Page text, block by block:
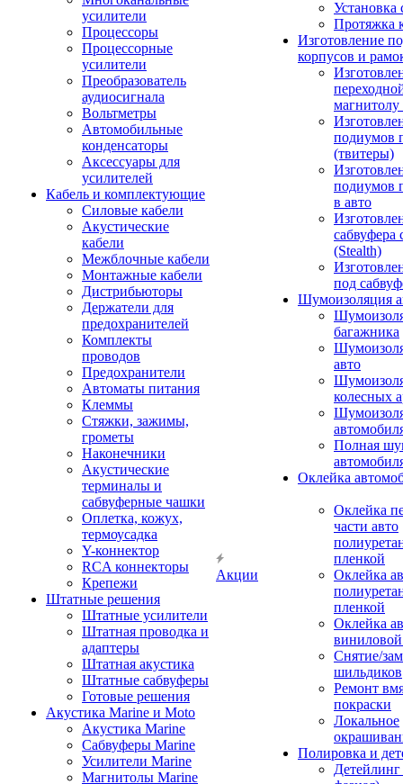
усилители
Процессоры
Процессорные
усилители
Преобразователь
аудиосигнала
Вольтметры
Автомобильные
конденсаторы
Аксессуары для
усилителей
Кабель и комплектующие
Силовые кабели
Акустические
кабели
Межблочные кабели
Монтажные кабели
Дистрибьюторы
Держатели для
предохранителей
Комплекты
проводов
Предохранители
Автоматы питания
Клеммы
Стяжки, зажимы,
грометы
Наконечники
Акустические
терминалы и
сабвуферные чашки
Оплетка, кожух,
термоусадка
Y-коннектор
RCA коннекторы
Крепежи
Штатные решения
Штатные усилители
Штатная проводка и
адаптеры
Штатная акустика
Штатные сабвуферы
Готовые решения
Акустика Marine и Moto
Акустика Marine
Сабвуферы Marine
Усилители Marine
Магнитолы Marine
Акции
Установка
Протяжка
Изготовление
корпусов и
подиумов
(твитеры)
подиумов
в авто
сабвуфера
(Stealth)
под
Шумоизоляция
багажника
авто
колесных
Полная
Оклейка
Оклейка
части авто
пленкой
Оклейка
пленкой
Оклейка
Снятие/
шильдиков
Ремонт
покраски
Локальное
Полировка и